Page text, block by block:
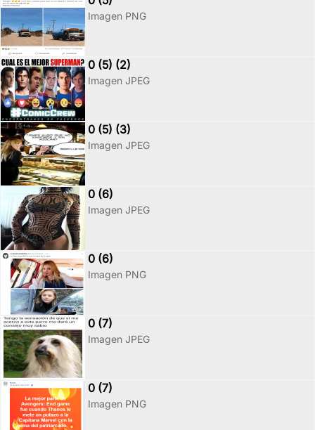
Imagen PNG
0 (5) (2)
Imagen JPEG
0 (5) (3)
Imagen JPEG
0 (6)
Imagen JPEG
0 (6)
Imagen PNG
0 (7)
Imagen JPEG
0 (7)
Imagen PNG